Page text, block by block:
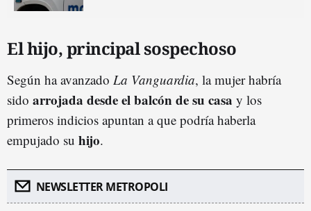
El hijo, principal sospechoso
Según ha avanzado La Vanguardia, la mujer habría
sido arrojada desde el balcón de su casa y los
primeros indicios apuntan a que podría haberla
empujado su hijo.
NEWSLETTER METROPOLI